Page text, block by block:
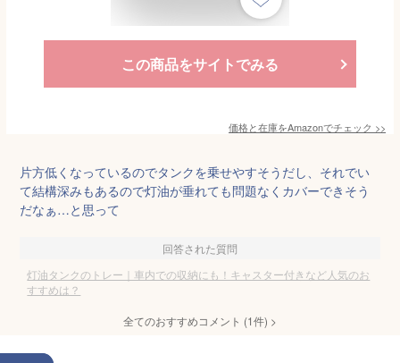
この商品をサイトでみる
価格と在庫をAmazonでチェック >>
片方低くなっているのでタンクを乗せやすそうだし、それでい
て結構深みもあるので灯油が垂れても問題なくカバーできそう
だなぁ…と思って
回答された質問
灯油タンクのトレー｜車内での収納にも！キャスター付きなど人気のお
すすめは？
全てのおすすめコメント (1件) >